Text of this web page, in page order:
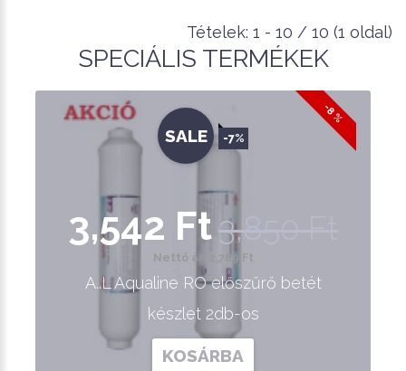
Tételek: 1 - 10 / 10 (1 oldal)
SPECIÁLIS TERMÉKEK
-8 %
SALE -7%
3,542 Ft3,850 Ft
Nettó ár: 2,789 Ft
A..L Aqualine RO előszűrő betét
készlet 2db-os
KOSÁRBA